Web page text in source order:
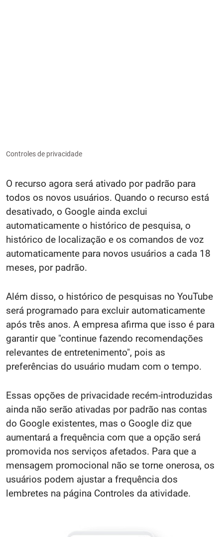
Controles de privacidade
O recurso agora será ativado por padrão para
todos os novos usuários. Quando o recurso está
desativado, o Google ainda exclui
automaticamente o histórico de pesquisa, o
histórico de localização e os comandos de voz
automaticamente para novos usuários a cada 18
meses, por padrão.
Além disso, o histórico de pesquisas no YouTube
será programado para excluir automaticamente
após três anos. A empresa afirma que isso é para
garantir que "continue fazendo recomendações
relevantes de entretenimento", pois as
preferências do usuário mudam com o tempo.
Essas opções de privacidade recém-introduzidas
ainda não serão ativadas por padrão nas contas
do Google existentes, mas o Google diz que
aumentará a frequência com que a opção será
promovida nos serviços afetados. Para que a
mensagem promocional não se torne onerosa, os
usuários podem ajustar a frequência dos
lembretes na página Controles da atividade.